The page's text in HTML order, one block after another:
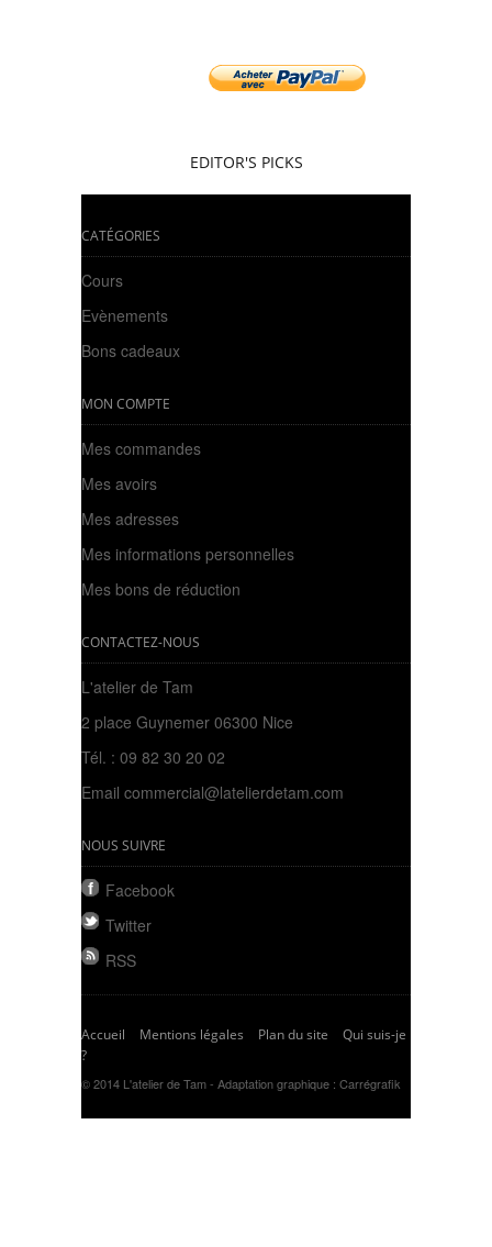
EDITOR'S PICKS
CATÉGORIES
Cours
Evènements
Bons cadeaux
MON COMPTE
Mes commandes
Mes avoirs
Mes adresses
Mes informations personnelles
Mes bons de réduction
CONTACTEZ-NOUS
L'atelier de Tam
2 place Guynemer 06300 Nice
Tél. : 09 82 30 20 02
Email commercial@latelierdetam.com
NOUS SUIVRE
Facebook
Twitter
RSS
Accueil Mentions légales Plan du site
Qui suis-je
?
© 2014 L'atelier de Tam - Adaptation graphique : Carrégrafik